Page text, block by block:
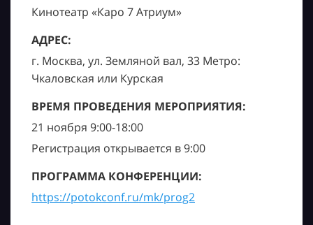
Кинотеатр «Каро 7 Атриум»
АДРЕС:
г. Москва, ул. Земляной вал, 33 Метро:
Чкаловская или Курская
ВРЕМЯ ПРОВЕДЕНИЯ МЕРОПРИЯТИЯ:
21 ноября 9:00-18:00
Регистрация открывается в 9:00
ПРОГРАММА КОНФЕРЕНЦИИ:
https://potokconf.ru/mk/prog2